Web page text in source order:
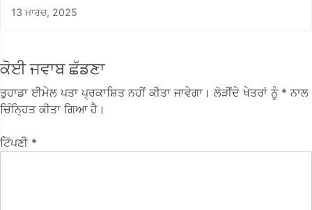
13 ਮਾਰਚ, 2025
ਕੋਈ ਜਵਾਬ ਛੱਡਣਾ
ਤੁਹਾਡਾ ਈਮੇਲ ਪਤਾ ਪ੍ਰਕਾਸ਼ਿਤ ਨਹੀਂ ਕੀਤਾ ਜਾਵੇਗਾ। ਲੋੜੀਂਦੇ ਖੇਤਰਾਂ ਨੂੰ * ਨਾਲ
ਚਿੰਨ੍ਹਿਤ ਕੀਤਾ ਗਿਆ ਹੈ।
ਟਿੱਪਣੀ *